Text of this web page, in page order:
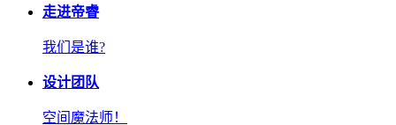
走进帝睿
我们是谁?
设计团队
空间魔法师！